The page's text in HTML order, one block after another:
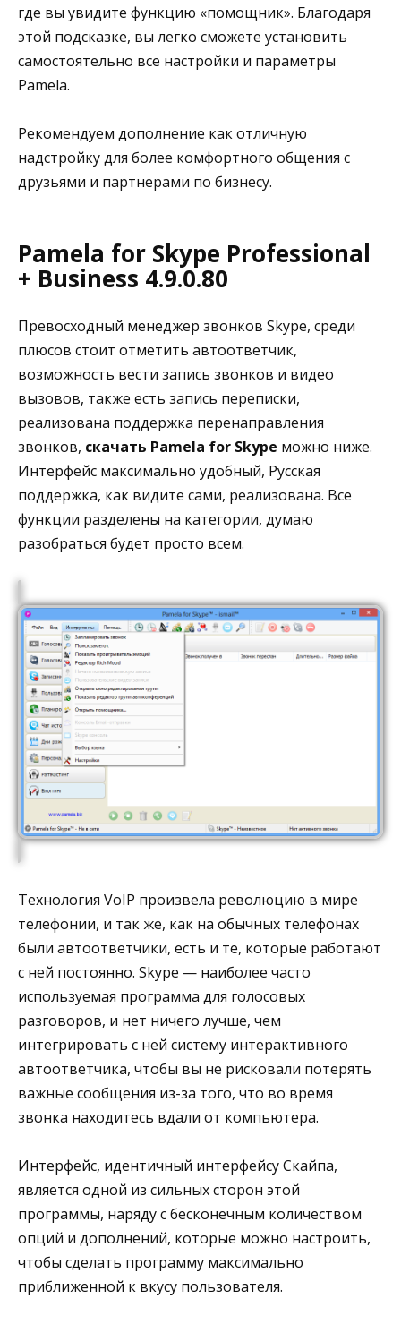
где вы увидите функцию «помощник». Благодаря
этой подсказке, вы легко сможете установить
самостоятельно все настройки и параметры
Pamela.
Рекомендуем дополнение как отличную
надстройку для более комфортного общения с
друзьями и партнерами по бизнесу.
Pamela for Skype Professional
+ Business 4.9.0.80
Превосходный менеджер звонков Skype, среди
плюсов стоит отметить автоответчик,
возможность вести запись звонков и видео
вызовов, также есть запись переписки,
реализована поддержка перенаправления
звонков, скачать Pamela for Skype можно ниже.
Интерфейс максимально удобный, Русская
поддержка, как видите сами, реализована. Все
функции разделены на категории, думаю
разобраться будет просто всем.
Технология VoIP произвела революцию в мире
телефонии, и так же, как на обычных телефонах
были автоответчики, есть и те, которые работают
с ней постоянно. Skype — наиболее часто
используемая программа для голосовых
разговоров, и нет ничего лучше, чем
интегрировать с ней систему интерактивного
автоответчика, чтобы вы не рисковали потерять
важные сообщения из-за того, что во время
звонка находитесь вдали от компьютера.
Интерфейс, идентичный интерфейсу Скайпа,
является одной из сильных сторон этой
программы, наряду с бесконечным количеством
опций и дополнений, которые можно настроить,
чтобы сделать программу максимально
приближенной к вкусу пользователя.